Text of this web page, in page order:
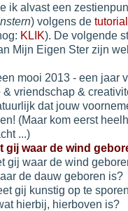
ik alvast een
) volgens de tutorial
KLIK). De volgende
Mijn Eigen Ster zijn
mooi 2013 - een jaar
vriendschap &
dat jouw
(Maar kom eerst
...)
gij waar de wind
gij waar de wind
de dauw geboren is?
gij kunstig op te
hierbij, hierboven is?